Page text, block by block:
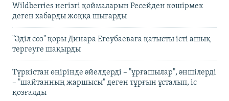
Wildberries негізгі қоймаларын Ресейден көшірмек
деген хабарды жоққа шығарды
"Әділ сөз" қоры Динара Егеубаеваға қатысты істі ашық
тергеуге шақырды
Түркістан өңірінде әйелдерді – "ұрғашылар", әншілерді
– "шайтанның жаршысы" деген тұрғын ұсталып, іс
қозғалды